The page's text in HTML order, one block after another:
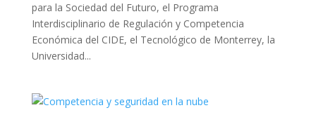
para la Sociedad del Futuro, el Programa
Interdisciplinario de Regulación y Competencia
Económica del CIDE, el Tecnológico de Monterrey, la
Universidad...